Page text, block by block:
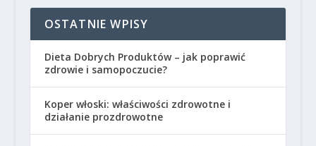
OSTATNIE WPISY
Dieta Dobrych Produktów – jak poprawić
zdrowie i samopoczucie?
Koper włoski: właściwości zdrowotne i
działanie prozdrowotne